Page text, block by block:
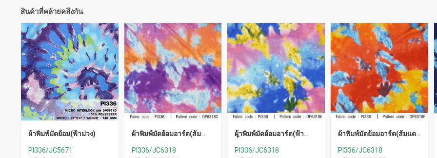
สินค้าที่คล้ายคลึงกัน
ผ้าพิมพ์มัดย้อม(ฟ้าม่วง)
PI336/JC5671
ผ้าพิมพ์มัดย้อมอาร์ต(ส้ม
PI336/JC6318
ผ้าพิมพ์มัดย้อมอาร์ต(ฟ้า
PI336/JC6318
ผ้าพิมพ์มัดย้อมอาร์ต(ส้มแดง
PI336/JC6318